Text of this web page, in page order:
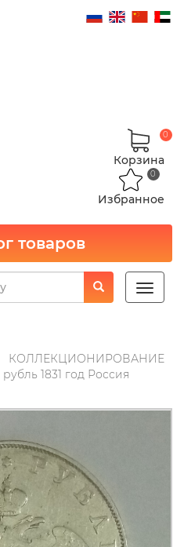
Корзина
0
Избранное
0
товаров
Toggle
КОЛЛЕКЦИОНИРОВАНИЕ
1831 год Россия